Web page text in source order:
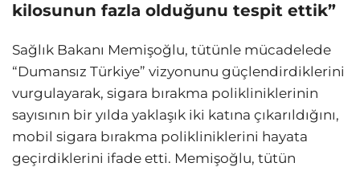
kilosunun fazla olduğunu tespit ettik”
Sağlık Bakanı Memişoğlu, tütünle mücadelede
“Dumansız Türkiye” vizyonunu güçlendirdiklerini
vurgulayarak, sigara bırakma polikliniklerinin
sayısının bir yılda yaklaşık iki katına çıkarıldığını,
mobil sigara bırakma polikliniklerini hayata
geçirdiklerini ifade etti. Memişoğlu, tütün